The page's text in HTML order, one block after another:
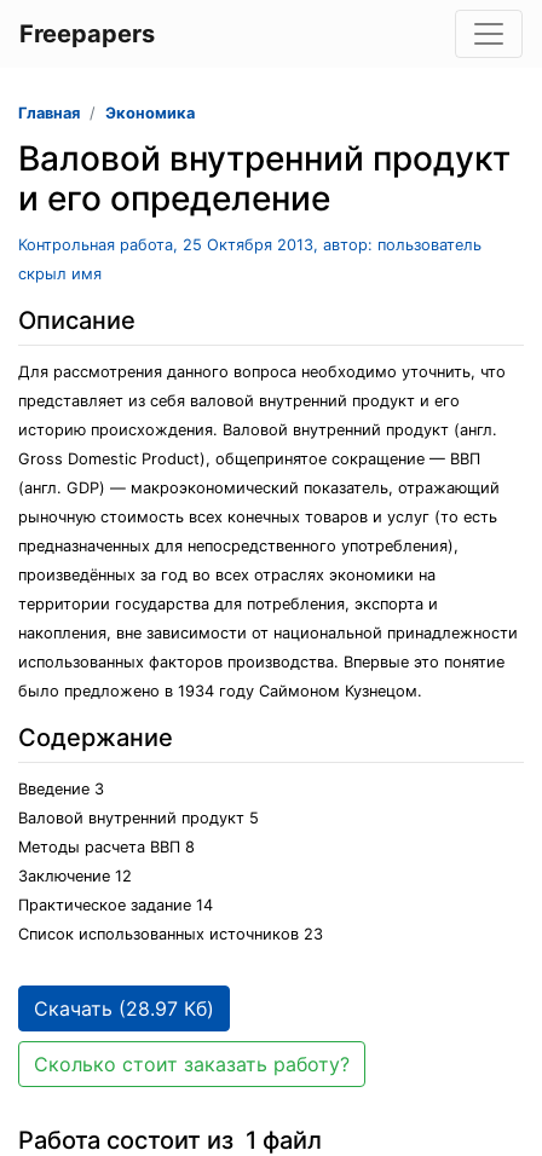
Freepapers
Главная Экономика
Валовой внутренний продукт
и его определение
Контрольная работа, 25 Октября 2013, автор: пользователь
скрыл имя
Описание
Для рассмотрения данного вопроса необходимо уточнить, что
представляет из себя валовой внутренний продукт и его
историю происхождения. Валовой внутренний продукт (англ.
Gross Domestic Product), общепринятое сокращение — ВВП
(англ. GDP) — макроэкономический показатель, отражающий
рыночную стоимость всех конечных товаров и услуг (то есть
предназначенных для непосредственного употребления),
произведённых за год во всех отраслях экономики на
территории государства для потребления, экспорта и
накопления, вне зависимости от национальной принадлежности
использованных факторов производства. Впервые это понятие
было предложено в 1934 году Саймоном Кузнецом.
Содержание
Введение 3
Валовой внутренний продукт 5
Методы расчета ВВП 8
Заключение 12
Практическое задание 14
Список использованных источников 23
Скачать (28.97 Кб)
Сколько стоит заказать работу?
Работа состоит из 1 файл